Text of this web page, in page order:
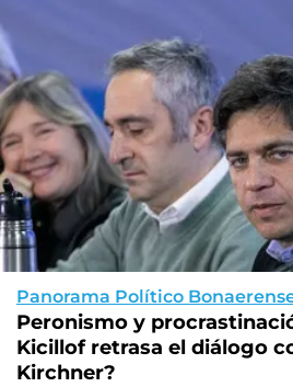
Panorama Político
Peronismo y
Kicillof retrasa el diálogo
Kirchner?